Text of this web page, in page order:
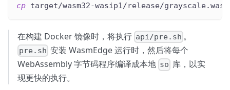
cp target/wasm32-wasip1/release/
在构建 Docker 镜像时，将执行 api/pre.sh 。
pre.sh 安装 WasmEdge 运行时，然后将每个
WebAssembly 字节码程序编译成本地 so 库，以实
现更快的执行。